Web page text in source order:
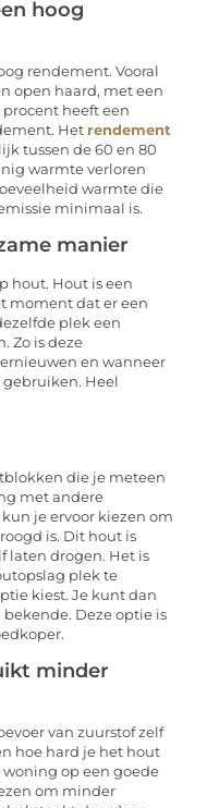
hoog
rendement. Vooral
open haard, met een
heeft een
Het rendement
tussen de 60 en 80
warmte verloren
warmte die
minimaal is.
manier
hout. Hout is een
moment dat er een
plek een
Zo is deze
en wanneer
Heel
die je meteen
met andere
je ervoor kiezen om
is. Dit hout is
laten drogen. Het is
plek te
kiest. Je kunt dan
Deze optie is
minder
van zuurstof zelf
hoe hard je het hout
op een goede
om minder